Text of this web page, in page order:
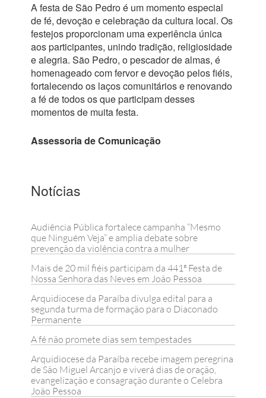
A festa de São Pedro é um momento especial
de fé, devoção e celebração da cultura local. Os
festejos proporcionam uma experiência única
aos participantes, unindo tradição, religiosidade
e alegria. São Pedro, o pescador de almas, é
homenageado com fervor e devoção pelos fiéis,
fortalecendo os laços comunitários e renovando
a fé de todos os que participam desses
momentos de muita festa.
Assessoria de Comunicação
Notícias
Audiência Pública fortalece campanha “Mesmo
que Ninguém Veja” e amplia debate sobre
prevenção da violência contra a mulher
Mais de 20 mil fiéis participam da 441ª Festa de
Nossa Senhora das Neves em João Pessoa
Arquidiocese da Paraíba divulga edital para a
segunda turma de formação para o Diaconado
Permanente
A fé não promete dias sem tempestades
Arquidiocese da Paraíba recebe imagem peregrina
de São Miguel Arcanjo e viverá dias de oração,
evangelização e consagração durante o Celebra
João Pessoa